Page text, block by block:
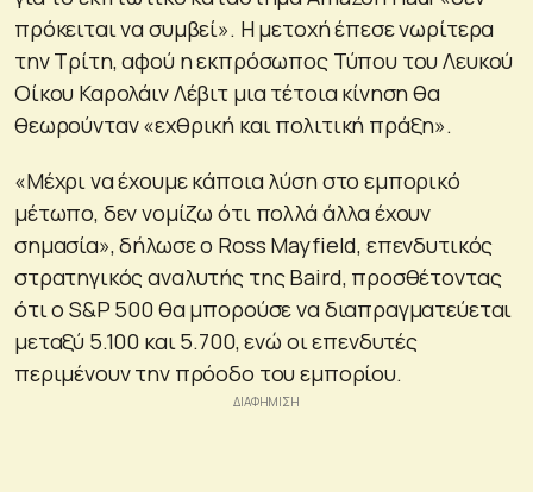
πρόκειται να συμβεί». Η μετοχή έπεσε νωρίτερα
την Τρίτη, αφού η εκπρόσωπος Τύπου του Λευκού
Οίκου Καρολάιν Λέβιτ μια τέτοια κίνηση θα
θεωρούνταν «εχθρική και πολιτική πράξη».
«Μέχρι να έχουμε κάποια λύση στο εμπορικό
μέτωπο, δεν νομίζω ότι πολλά άλλα έχουν
σημασία», δήλωσε ο Ross Mayfield, επενδυτικός
στρατηγικός αναλυτής της Baird, προσθέτοντας
ότι ο S&P 500 θα μπορούσε να διαπραγματεύεται
μεταξύ 5.100 και 5.700, ενώ οι επενδυτές
περιμένουν την πρόοδο του εμπορίου.